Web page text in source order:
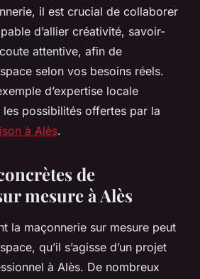
il est crucial de collaborer
d’allier créativité, savoir-
attentive, afin de
selon vos besoins réels.
d’expertise locale
possibilités offertes par la
à Alès.
de
mesure à Alès
la maçonnerie sur mesure peut
qu’il s’agisse d’un projet
à Alès. De nombreux